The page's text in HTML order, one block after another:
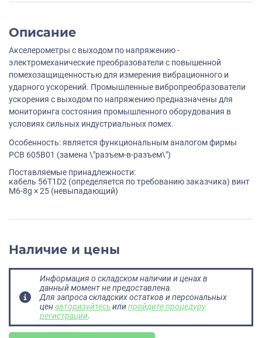
Описание
Акселерометры с выходом по напряжению -
электромеханические преобразователи с повышенной
помехозащищенностью для измерения вибрационного и
ударного ускорений. Промышленные вибропреобразователи
ускорения с выходом по напряжению предназначены для
мониторинга состояния промышленного оборудования в
условиях сильных индустриальных помех.
Особенность: является функциональным аналогом фирмы
PCB 605B01 (замена \"разъем-в-разъем\")
Поставляемые принадлежности:
кабель 56T1D2 (определяется по требованию заказчика) винт
M6-8g × 25 (невыпадающий)
Наличие и цены
Информация о складском наличии и ценах в
данный момент не предоставлена.
Для запроса складских остатков и персональных
ценавторизуйтесьилипройдите процедуру
регистрации.